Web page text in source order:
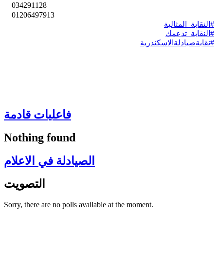
034291128
01206497913
#النقابة_المثالية
#النقابة_تدعمك
#نقابةصيادلةالاسكندرية
فاعليات قادمة
Nothing found
الصيادلة في الاعلام
التصويت
Sorry, there are no polls available at the moment.